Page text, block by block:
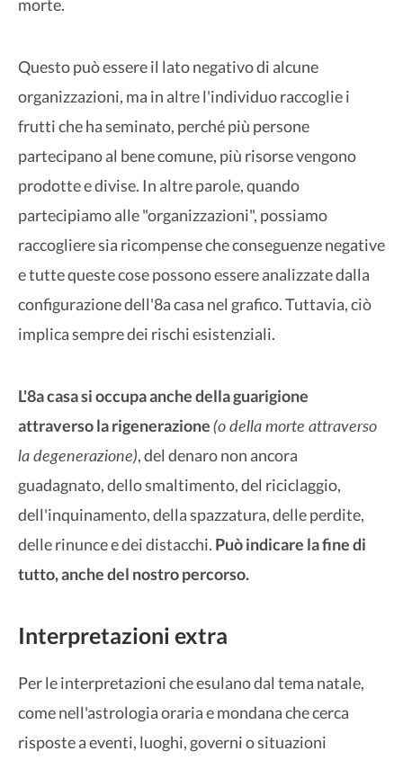
morte.
Questo può essere il lato negativo di alcune
organizzazioni, ma in altre l'individuo raccoglie i
frutti che ha seminato, perché più persone
partecipano al bene comune, più risorse vengono
prodotte e divise. In altre parole, quando
partecipiamo alle "organizzazioni", possiamo
raccogliere sia ricompense che conseguenze negative
e tutte queste cose possono essere analizzate dalla
configurazione dell'8a casa nel grafico. Tuttavia, ciò
implica sempre dei rischi esistenziali.
L'8a casa si occupa anche della guarigione
attraverso la rigenerazione(o della morte attraverso
la degenerazione), del denaro non ancora
guadagnato, dello smaltimento, del riciclaggio,
dell'inquinamento, della spazzatura, delle perdite,
delle rinunce e dei distacchi. Può indicare la fine di
tutto, anche del nostro percorso.
Interpretazioni extra
Per le interpretazioni che esulano dal tema natale,
come nell'astrologia oraria e mondana che cerca
risposte a eventi, luoghi, governi o situazioni